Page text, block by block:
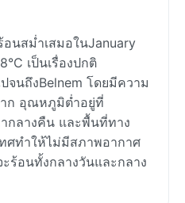
อนสม่ำเสมอในJanuary
เป็นเรื่องปกติ
จนถึงBelnem โดยมีความ
ก อุณหภูมิต่ำอยู่ที่
กลางคืน และพื้นที่ทาง
ศทำให้ไม่มีสภาพอากาศ
ร้อนทั้งกลางวันและกลาง